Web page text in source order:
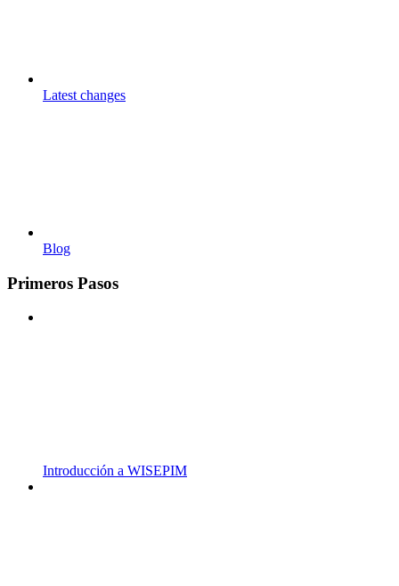
Latest changes
Blog
Primeros Pasos
Introducción a WISEPIM